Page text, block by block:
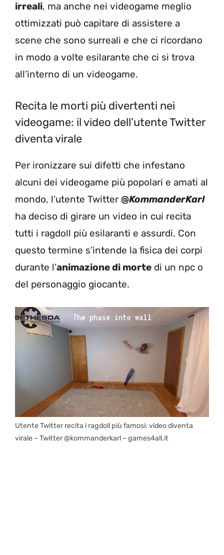
irreali, ma anche nei videogame meglio
ottimizzati può capitare di assistere a
scene che sono surreali e che ci ricordano
in modo a volte esilarante che ci si trova
all’interno di un videogame.
Recita le morti più divertenti nei
videogame: il video dell’utente Twitter
diventa virale
Per ironizzare sui difetti che infestano
alcuni dei videogame più popolari e amati al
mondo, l’utente Twitter @KommanderKarl
ha deciso di girare un video in cui recita
tutti i ragdoll più esilaranti e assurdi. Con
questo termine s’intende la fisica dei corpi
durante l’animazione di morte di un npc o
del personaggio giocante.
Utente Twitter recita i ragdoll più famosi: video diventa
virale – Twitter @kommanderkarl – games4all.it